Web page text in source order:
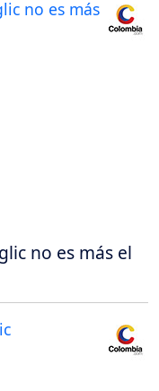
no es más el